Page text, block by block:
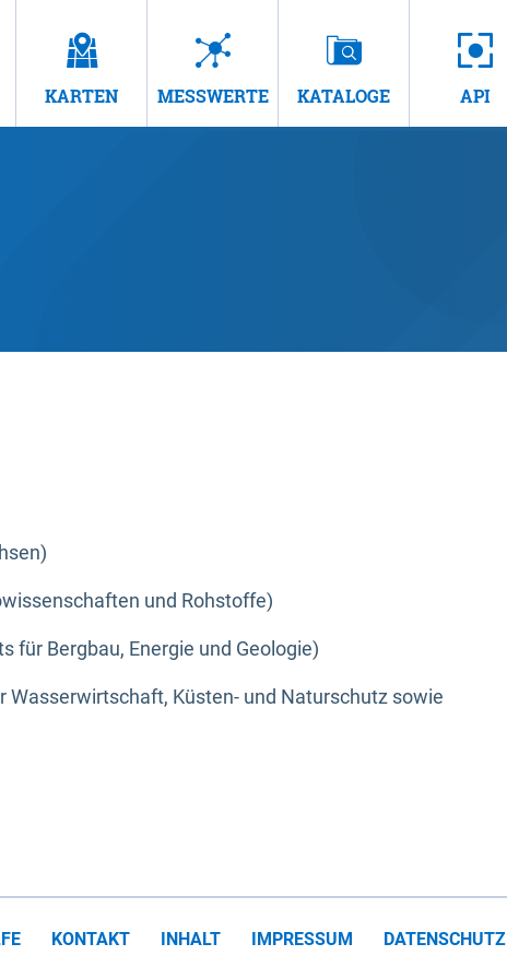
KARTEN MESSWERTE KATALOGE API
und Rohstoffe)
für Bergbau, Energie und Geologie)
Wasserwirtschaft, Küsten- und Naturschutz sowie
KONTAKT INHALT IMPRESSUM DATENSCHUTZ